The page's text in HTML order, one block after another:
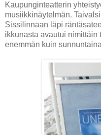
Kaupunginteatterin
musiikkinäytelmän.
Sissilinnaan läpi
ikkunasta avautui
enemmän kuin